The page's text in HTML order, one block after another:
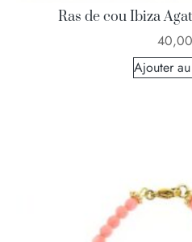
Ras de cou Ibiza
40,00
Ajouter